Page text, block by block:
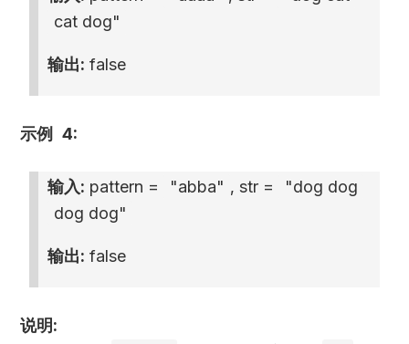
cat dog"
输出: false
示例 4:
输入: pattern = "abba" , str =
"dog dog
dog dog"
输出: false
说明: